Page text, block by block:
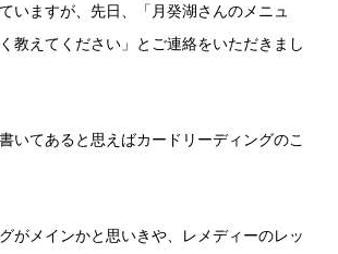
いますが、先日、「月癸湖さんのメニュ
教えてください」とご連絡をいただきまし
いてあると思えばカードリーディングのこ
がメインかと思いきや、レメディーのレッ